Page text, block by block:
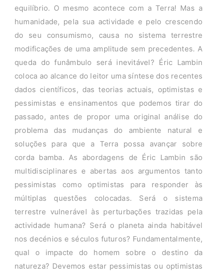
equilíbrio. O mesmo acontece com a Terra! Mas a
humanidade, pela sua actividade e pelo crescendo
do seu consumismo, causa no sistema terrestre
modificações de uma amplitude sem precedentes. A
queda do funâmbulo será inevitável? Éric Lambin
coloca ao alcance do leitor uma síntese dos recentes
dados científicos, das teorias actuais, optimistas e
pessimistas e ensinamentos que podemos tirar do
passado, antes de propor uma original análise do
problema das mudanças do ambiente natural e
soluções para que a Terra possa avançar sobre
corda bamba. As abordagens de Éric Lambin são
multidisciplinares e abertas aos argumentos tanto
pessimistas como optimistas para responder às
múltiplas questões colocadas. Será o sistema
terrestre vulnerável às perturbações trazidas pela
actividade humana? Será o planeta ainda habitável
nos decénios e séculos futuros? Fundamentalmente,
qual o impacte do homem sobre o destino da
natureza? Devemos estar pessimistas ou optimistas